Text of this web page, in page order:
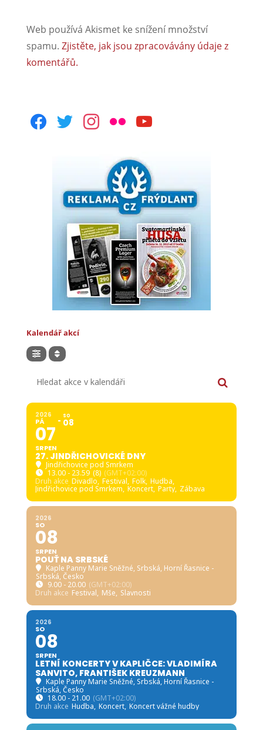
Web používá Akismet ke snížení množství
spamu. Zjistěte, jak jsou zpracovávány údaje z
komentářů.
facebooktwitterinstagram
flickr youtube
Kalendář akcí
2026
PÁ
07
SRPEN
SO
08
27. JINDŘICHOVICKÉ DNY
Jindřichovice pod Smrkem
13.00 - 23.59 (8) (GMT+02:00)
Druh akce Divadlo, Festival, Folk, Hudba,
Jindřichovice pod Smrkem, Koncert, Party, Zábava
2026
SO
08
SRPEN
POUŤ NA SRBSKÉ
Kaple Panny Marie Sněžné, Srbská, Horní Řasnice -
Srbská, Česko
9.00 - 20.00 (GMT+02:00)
Druh akce Festival, Mše, Slavnosti
2026
SO
08
SRPEN
LETNÍ KONCERTY V KAPLIČCE: VLADIMÍRA
SANVITO, FRANTIŠEK KREUZMANN
Kaple Panny Marie Sněžné, Srbská, Horní Řasnice -
Srbská, Česko
18.00 - 21.00 (GMT+02:00)
Druh akce Hudba, Koncert, Koncert vážné hudby